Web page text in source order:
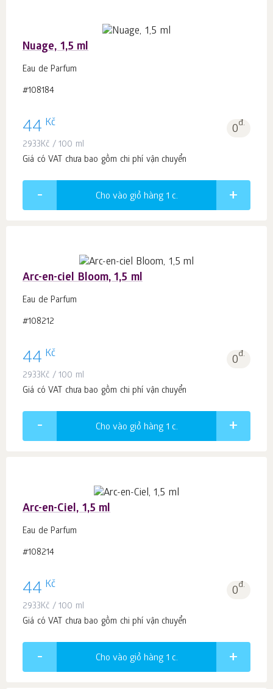
Nuage, 1,5 ml
Eau de Parfum
#108184
44 Kč 0đ.
2933Kč / 100 ml
Giá có VAT chưa bao gồm chi phí vận chuyển
Cho vào giỏ hàng 1 c.
Arc-en-ciel Bloom, 1,5 ml
Eau de Parfum
#108212
44 Kč 0đ.
2933Kč / 100 ml
Giá có VAT chưa bao gồm chi phí vận chuyển
Cho vào giỏ hàng 1 c.
Arc-en-Ciel, 1,5 ml
Eau de Parfum
#108214
44 Kč 0đ.
2933Kč / 100 ml
Giá có VAT chưa bao gồm chi phí vận chuyển
Cho vào giỏ hàng 1 c.